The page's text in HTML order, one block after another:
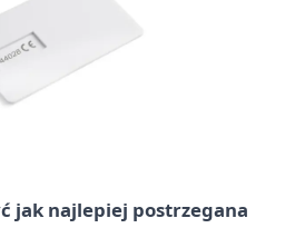
jak najlepiej postrzegana